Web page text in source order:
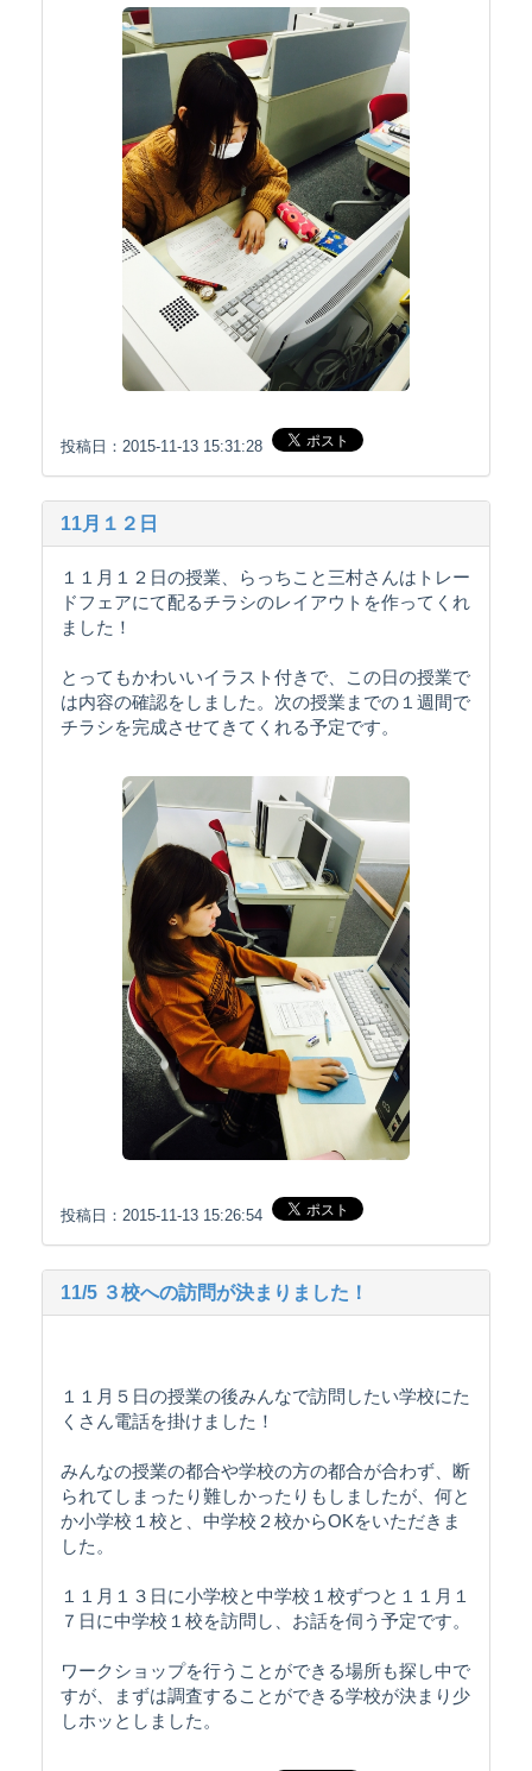
投稿日：2015-11-13 15:31:28
11月１２日
１１月１２日の授業、らっちこと三村さんはトレー
ドフェアにて配るチラシのレイアウトを作ってくれ
ました！
とってもかわいいイラスト付きで、この日の授業で
は内容の確認をしました。次の授業までの１週間で
チラシを完成させてきてくれる予定です。
投稿日：2015-11-13 15:26:54
11/5 ３校への訪問が決まりました！
１１月５日の授業の後みんなで訪問したい学校にた
くさん電話を掛けました！
みんなの授業の都合や学校の方の都合が合わず、断
られてしまったり難しかったりもしましたが、何と
か小学校１校と、中学校２校からOKをいただきま
した。
１１月１３日に小学校と中学校１校ずつと１１月１
７日に中学校１校を訪問し、お話を伺う予定です。
ワークショップを行うことができる場所も探し中で
すが、まずは調査することができる学校が決まり少
しホッとしました。